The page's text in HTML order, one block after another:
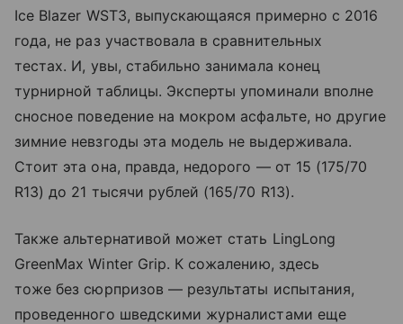
Ice Blazer WST3, выпускающаяся примерно с 2016
года, не раз участвовала в сравнительных
тестах. И, увы, стабильно занимала конец
турнирной таблицы. Эксперты упоминали вполне
сносное поведение на мокром асфальте, но другие
зимние невзгоды эта модель не выдерживала.
Стоит эта она, правда, недорого — от 15 (175/70
R13) до 21 тысячи рублей (165/70 R13).
Также альтернативой может стать LingLong
GreenMax Winter Grip. К сожалению, здесь
тоже без сюрпризов — результаты испытания,
проведенного шведскими журналистами еще